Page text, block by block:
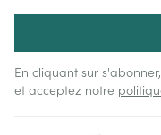
En cliquant sur
et acceptez notre